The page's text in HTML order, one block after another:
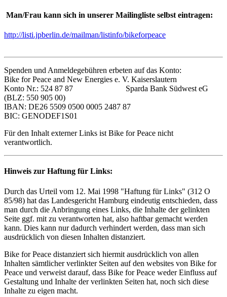
Man/Frau kann sich in unserer Mailingliste selbst eintragen:
http://listi.jpberlin.de/mailman/listinfo/bikeforpeace
Spenden und Anmeldegebühren erbeten auf das Konto:
Bike for Peace and New Energies e. V. Kaiserslautern
Konto Nr.: 524 87 87 Sparda Bank Südwest eG
(BLZ: 550 905 00)
IBAN: DE26 5509 0500 0005 2487 87
BIC: GENODEF1S01
Für den Inhalt externer Links ist Bike for Peace nicht
verantwortlich.
Hinweis zur Haftung für Links:
Durch das Urteil vom 12. Mai 1998 "Haftung für Links" (312 O
85/98) hat das Landesgericht Hamburg eindeutig entschieden, dass
man durch die Anbringung eines Links, die Inhalte der gelinkten
Seite ggf. mit zu verantworten hat, also haftbar gemacht werden
kann. Dies kann nur dadurch verhindert werden, dass man sich
ausdrücklich von diesen Inhalten distanziert.
Bike for Peace distanziert sich hiermit ausdrücklich von allen
Inhalten sämtlicher verlinkter Seiten auf den websites von Bike for
Peace und verweist darauf, dass Bike for Peace weder Einfluss auf
Gestaltung und Inhalte der verlinkten Seiten hat, noch sich diese
Inhalte zu eigen macht.